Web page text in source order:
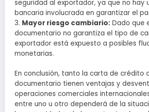
seguridad al exportador, ya que no hay
bancaria involucrada en garantizar el
3. Mayor riesgo cambiario: Dado que
documentario no garantiza el tipo de
exportador está expuesto a posibles
monetarias.
En conclusión, tanto la carta de crédito
documentario tienen ventajas y
operaciones comerciales
entre uno u otro dependerá de la